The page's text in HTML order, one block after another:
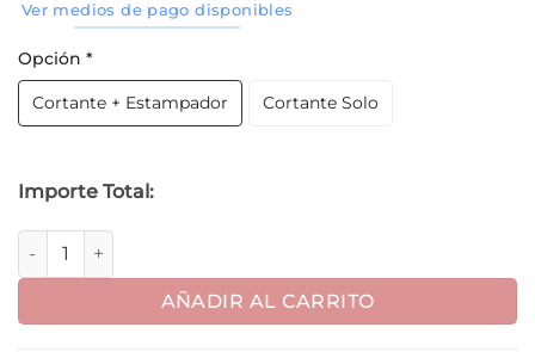
Ver medios de pago disponibles
Opción *
Cortante + Estampador Cortante Solo
Importe Total:
Avenger Logo cantidad
AÑADIR AL CARRITO